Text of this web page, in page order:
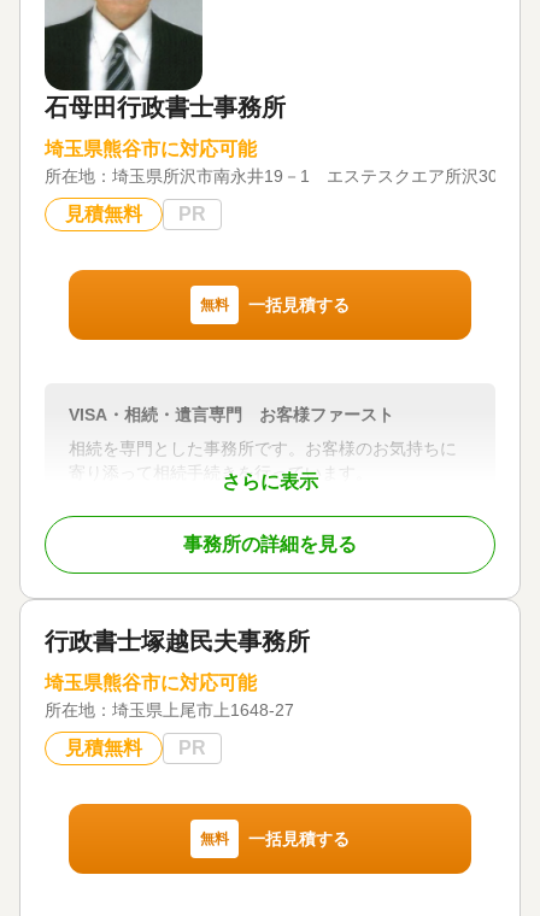
の確定に加え、金融機関・不動産の名寄帳調査、遺
言の有無の確認までを一括して対応します。
遺留分侵害額請求では、遺留分額の算定基礎となる
生前贈与の内容まで調査したうえで、適正な金額の
確保に努めます。
面談後、今後の進め方をご提案いたします。ご契約
内容についてご不明な点がありましたら、お気軽に
お尋ねください。
も可能
大宮支店（大宮駅西口徒歩約5分）のほか、新宿本
店・神奈川（横浜）・千葉にも拠点を展開してお
お電話・メール・専用フォームでお問い合わせくだ
さい。お近くの拠点への直接相談、または電話・オ
ンラインでのご相談もご利用いただけます。朝7時か
ら夜22時まで、土日祝日も受付しております。
③税理士法人・提携司法書士と連携して相続手続き
し、生前贈与を活用した相続税対策から申告までワ
ンストップで対応。
2024年4月の相続登記義務化にも、提携司法書士と連
携して不動産の名義変更・登記手続きまで対応しま
相続専門チームの弁護士が専任で対応するため、遺
産分割・遺留分・相続放棄・相続登記まで、幅広い
お困りごとを1つの窓口でご相談いただけます。
石母田行政書士事務所
埼玉県熊谷市に対応可能
所在地： 埼玉県所沢市南永井19－1 エステスクエア所沢303
見積無料 PR
無料 一括見積する
さらに表示
VISA・相続・遺言専門 お客様ファースト
相続を専門とした事務所です。お客様のお気持ちに
寄り添って相続手続きを行っています。
対応業務
託 / 銀行手続き / 戸籍収集 / 相続人調査
対応体制
電話相談可 / 訪問可 / 土日相談可 / 初回相談無料 / 18
時以降相談可 / 事務所面談可
事務所の詳細を見る
行政書士塚越民夫事務所
埼玉県熊谷市に対応可能
所在地： 埼玉県上尾市上1648-27
見積無料 PR
無料 一括見積する